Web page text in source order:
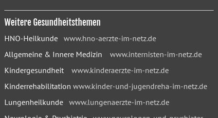
Weitere Gesundheitsthemen
HNO-Heilkunde www.hno-aerzte-im-netz.de
Allgemeine & Innere Medizin www.internisten-im-netz.de
Kindergesundheit www.kinderaerzte-im-netz.de
Kinderrehabilitation www.kinder-und-jugendreha-im-netz.de
Lungenheilkunde www.lungenaerzte-im-netz.de